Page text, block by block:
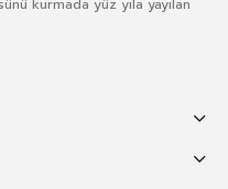
kurmada yüz yıla yayılan